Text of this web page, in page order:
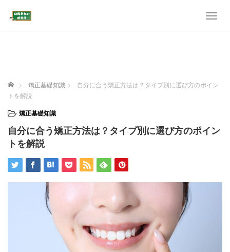
T
a
a
ホーム 矯正基礎知識
自分に合う矯正方法は？タイプ別に選び方のポイン
トを解説
矯正基礎知識
自分に合う矯正方法は？タイプ別に選び方のポイン
トを解説